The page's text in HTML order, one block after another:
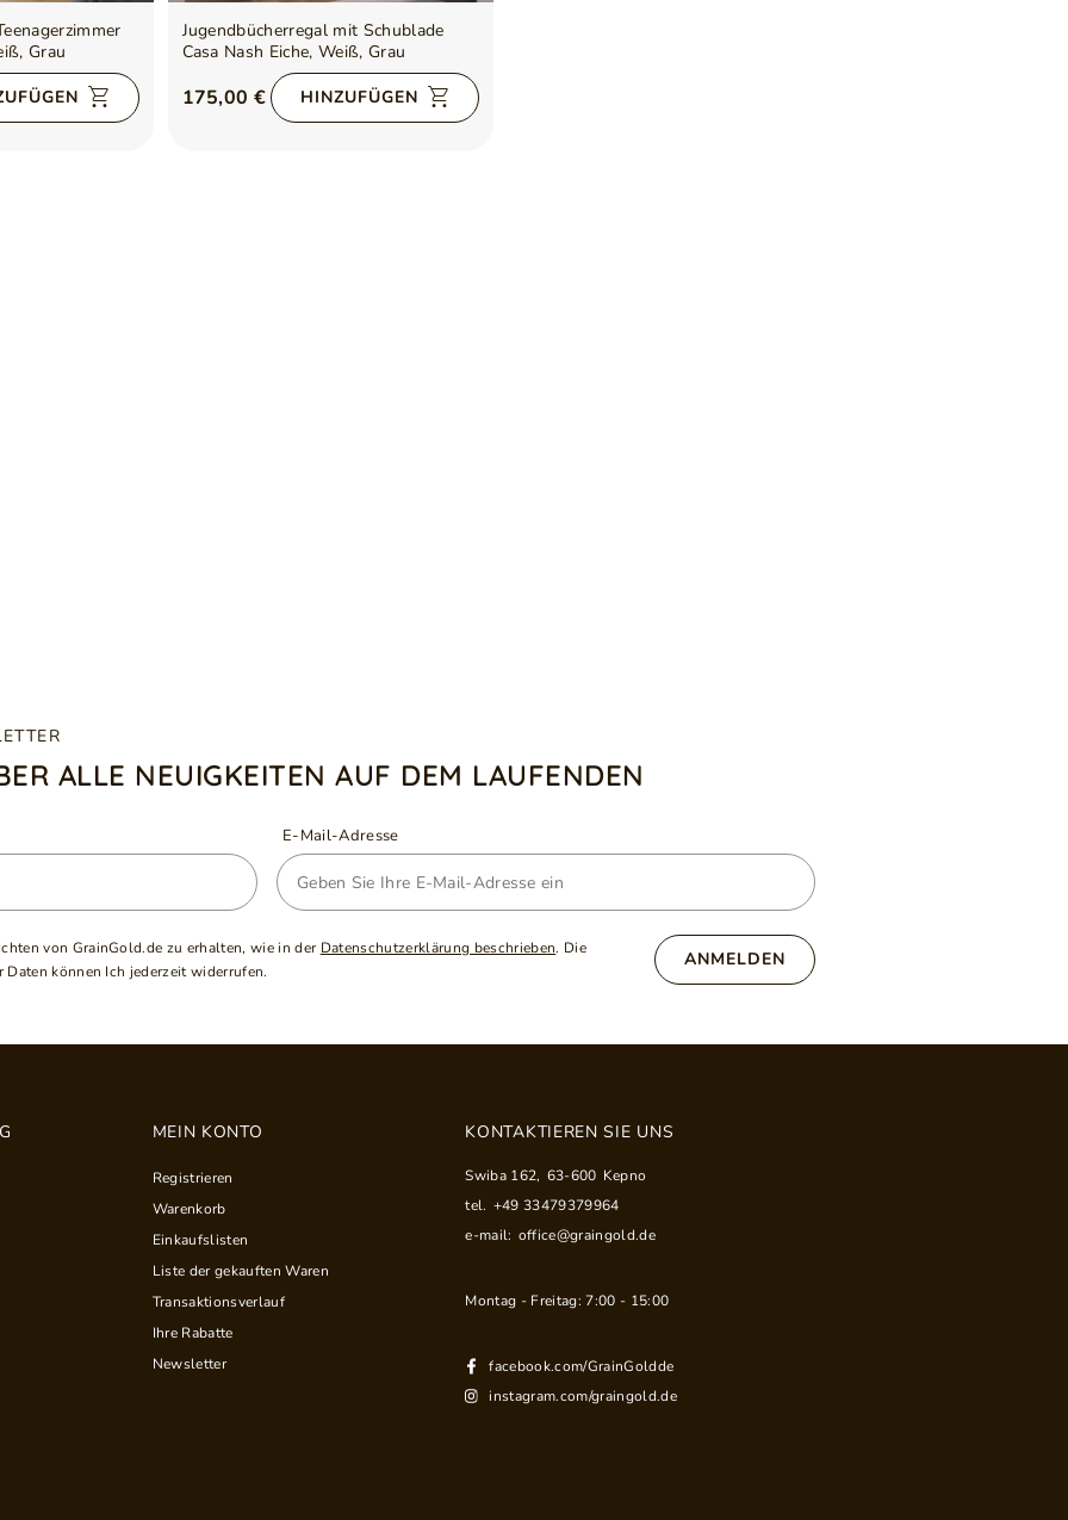
Grau
Jugendbücherregal mit Schublade
Casa Nash Eiche, Weiß, Grau
175,00 € HINZUFÜGEN
ALLE NEUIGKEITEN AUF DEM LAUFENDEN
E-Mail-Adresse
von GrainGold.de zu erhalten, wie in der Datenschutzerklärung beschrieben. Die
können Ich jederzeit widerrufen.
ANMELDEN
MEIN KONTO
Registrieren
Warenkorb
Einkaufslisten
Liste der gekauften Waren
Transaktionsverlauf
Ihre Rabatte
Newsletter
KONTAKTIEREN SIE UNS
Swiba 162, 63-600 Kepno
tel. +49 33479379964
e-mail: office@graingold.de
Montag - Freitag: 7:00 - 15:00
facebook.com/GrainGoldde
instagram.com/graingold.de